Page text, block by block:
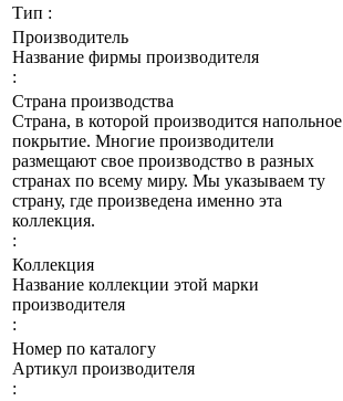
Тип :
Производитель
Название фирмы производителя
:
Страна производства
Страна, в которой производится напольное
покрытие. Многие производители
размещают свое производство в разных
странах по всему миру. Мы указываем ту
страну, где произведена именно эта
коллекция.
:
Коллекция
Название коллекции этой марки
производителя
:
Номер по каталогу
Артикул производителя
: